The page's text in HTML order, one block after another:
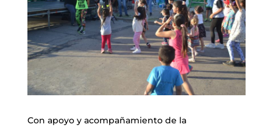
Con apoyo y acompañamiento de la